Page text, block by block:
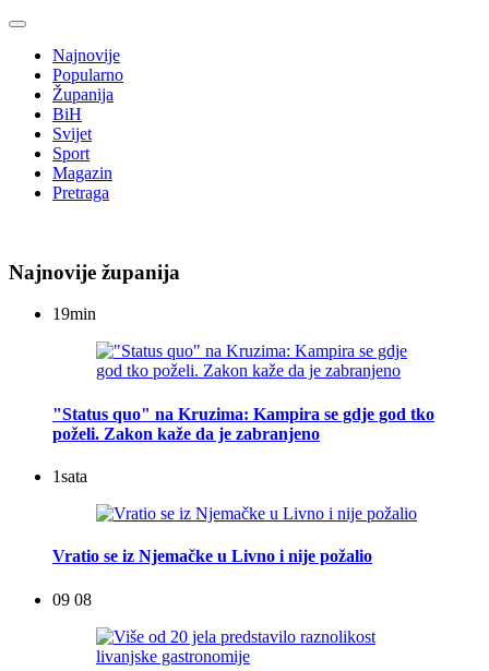
Najnovije
Popularno
Županija
BiH
Svijet
Sport
Magazin
Pretraga
Najnovije županija
19min
"Status quo" na Kruzima: Kampira se gdje god tko
poželi. Zakon kaže da je zabranjeno
1sata
Vratio se iz Njemačke u Livno i nije požalio
09 08